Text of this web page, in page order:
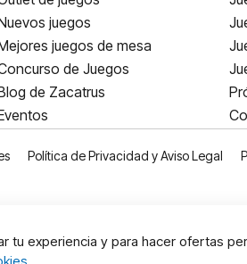
juegos
juegos de mesa
de Juegos
de Zacatrus
Política de Privacidad y Aviso Legal
tu experiencia y para hacer ofertas